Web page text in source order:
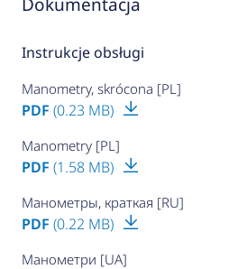
Instrukcje obsługi
Manometry, skrócona [PL]
PDF (0.23 MB)
Manometry [PL]
PDF (1.58 MB)
Манометры, краткая [RU]
PDF (0.22 MB)
Манометри [UA]